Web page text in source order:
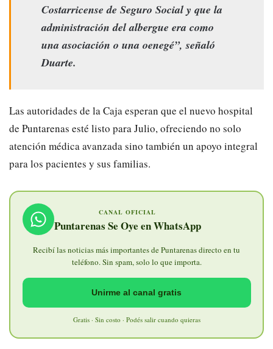
Costarricense de Seguro Social y que la
administración del albergue era como
una asociación o una oenegé”, señaló
Duarte.
Las autoridades de la Caja esperan que el nuevo hospital
de Puntarenas esté listo para Julio, ofreciendo no solo
atención médica avanzada sino también un apoyo integral
para los pacientes y sus familias.
CANAL OFICIAL
Puntarenas Se Oye en WhatsApp
Recibí las noticias más importantes de Puntarenas directo en tu
teléfono. Sin spam, solo lo que importa.
Unirme al canal gratis
Gratis · Sin costo · Podés salir cuando quieras